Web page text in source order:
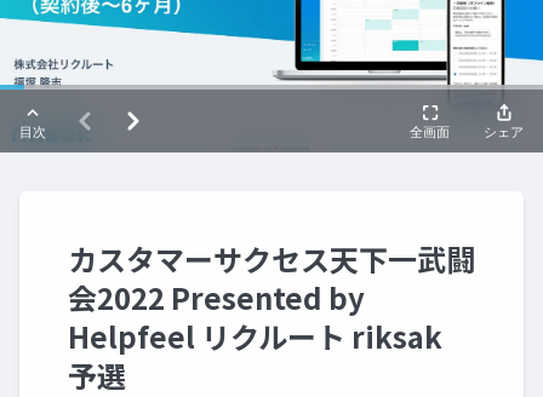
カスタマーサクセス天下一武闘
会2022 Presented by
Helpfeel リクルート riksak
予選